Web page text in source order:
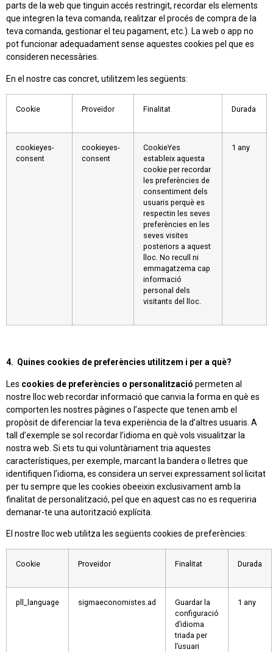
parts de la web que tinguin accés restringit, recordar els elements
que integren la teva comanda, realitzar el procés de compra de la
teva comanda, gestionar el teu pagament, etc.). La web o app no
pot funcionar adequadament sense aquestes cookies pel que es
consideren necessàries.
En el nostre cas concret, utilitzem les següents:
Cookie Proveïdor Finalitat Durada
cookieyes-
consent
cookieyes-
consent
CookieYes
estableix aquesta
cookie per recordar
les preferències de
consentiment dels
usuaris perquè es
respectin les seves
preferències en les
seves visites
posteriors a aquest
lloc. No recull ni
emmagatzema cap
informació
personal dels
visitants del lloc.
1 any
4. Quines cookies de preferències utilitzem i per a què?
Les cookies de preferències o personalització permeten al
nostre lloc web recordar informació que canvia la forma en què es
comporten les nostres pàgines o l’aspecte que tenen amb el
propòsit de diferenciar la teva experiència de la d’altres usuaris. A
tall d’exemple se sol recordar l’idioma en què vols visualitzar la
nostra web. Si ets tu qui voluntàriament tria aquestes
característiques, per exemple, marcant la bandera o lletres que
identifiquen l’idioma, es considera un servei expressament sol·licitat
per tu sempre que les cookies obeeixin exclusivament amb la
finalitat de personalització, pel que en aquest cas no es requeriria
demanar-te una autorització explícita.
El nostre lloc web utilitza les següents cookies de preferències:
Cookie Proveïdor Finalitat Durada
pll_language sigmaeconomistes.ad
Guardar la
configuració
d’idioma
triada per
l’usuari
1 any